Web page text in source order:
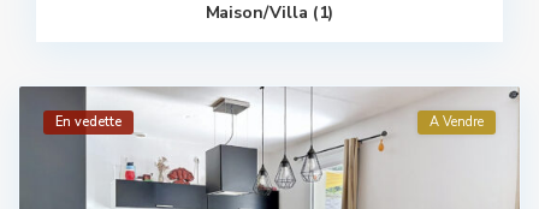
Maison/villa (1)
En vedette A Vendre